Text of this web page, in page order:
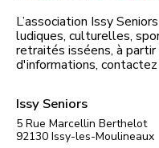
L’association Issy
ludiques, culturelles,
retraités isséens, à
d'informations,
Issy Seniors
5 Rue Marcellin Berthelot
92130 Issy-les-Moulineaux